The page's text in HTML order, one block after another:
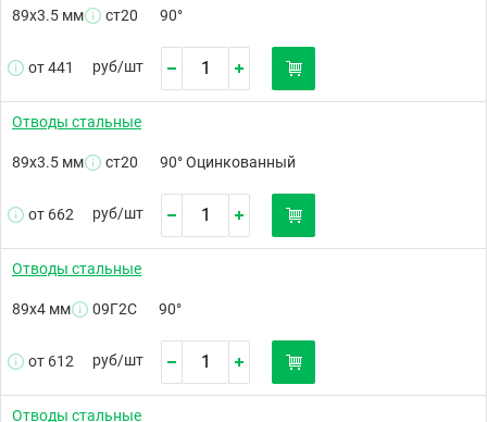
89х3.5 мм ст20 90°
от 441 руб/шт
Отводы стальные
89х3.5 мм ст20 90° Оцинкованный
от 662 руб/шт
Отводы стальные
89х4 мм 09Г2С 90°
от 612 руб/шт
Отводы стальные